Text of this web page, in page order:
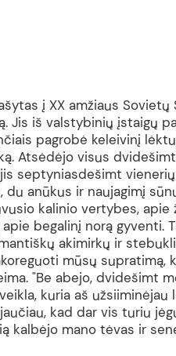
į XX amžiaus Sovietų
Jis iš valstybinių įstaigų
pagrobė keleivinį
Atsėdėjo visus
septyniasdešimt
anūkus ir naujagimį
kalinio vertybes, apie
begalinį norą gyventi.
akimirkų ir
mūsų supratimą,
"Be abejo, dvidešimt
kuria aš užsiiminėjau
kad dar vis turiu
kalbėjo mano tėvas ir